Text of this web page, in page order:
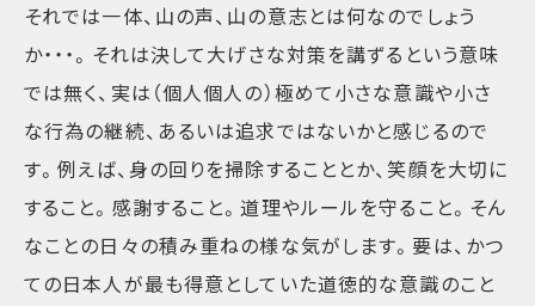
それでは一体、山の声、山の意志とは何なのでしょう
か・・・。それは決して大げさな対策を講ずるという意味
では無く、実は（個人個人の）極めて小さな意識や小さ
な行為の継続、あるいは追求ではないかと感じるので
す。例えば、身の回りを掃除することとか、笑顔を大切に
すること。感謝すること。道理やルールを守ること。そん
なことの日々の積み重ねの様な気がします。要は、かつ
ての日本人が最も得意としていた道徳的な意識のこと